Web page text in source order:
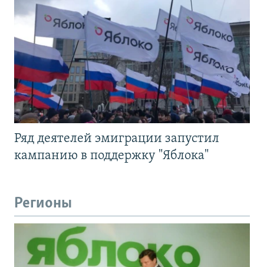
Ряд деятелей эмиграции запустил
кампанию в поддержку "Яблока"
Регионы